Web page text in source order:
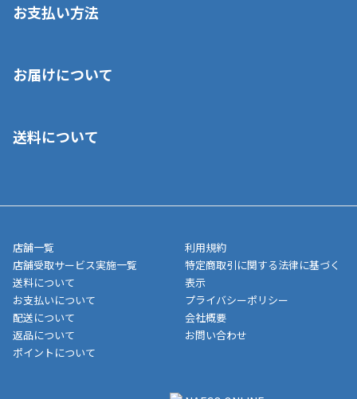
お支払い方法
いいただくことはできません。ご了承ください。
■代金引換(代引)※手数料がかかります
■商品によっては一部決済方法が使用できない場合がございま
す。
お届けについて
ご注文が確認出来次第、1～4営業日に発送いたします。「お取り
業日にてお引渡しとなります。(離島などの場合、例外もあります)
メーカー直送品など一部商品については、その他商品との購入に
制限がかかる場合がございます。また発送日についても、通常と
異なる場合がございます。対象商品の説明ページをご確認くださ
い。
■店舗受取をご選択いただいた場合
ご注文が確認出来次第、お受取される店舗在庫を使用してご準備
をさせていただきます。店舗に在庫がない場合は店舗よりお取り
いただく場合がございます。店舗準備でのお渡しとなる為、商品
送料について
店舗一覧
店舗受取サービス実施一覧
送料について
お支払いについて
配送について
返品について
ポイントについて
利用規約
特定商取引に関する法律に基づく
表示
プライバシーポリシー
会社概要
お問い合わせ